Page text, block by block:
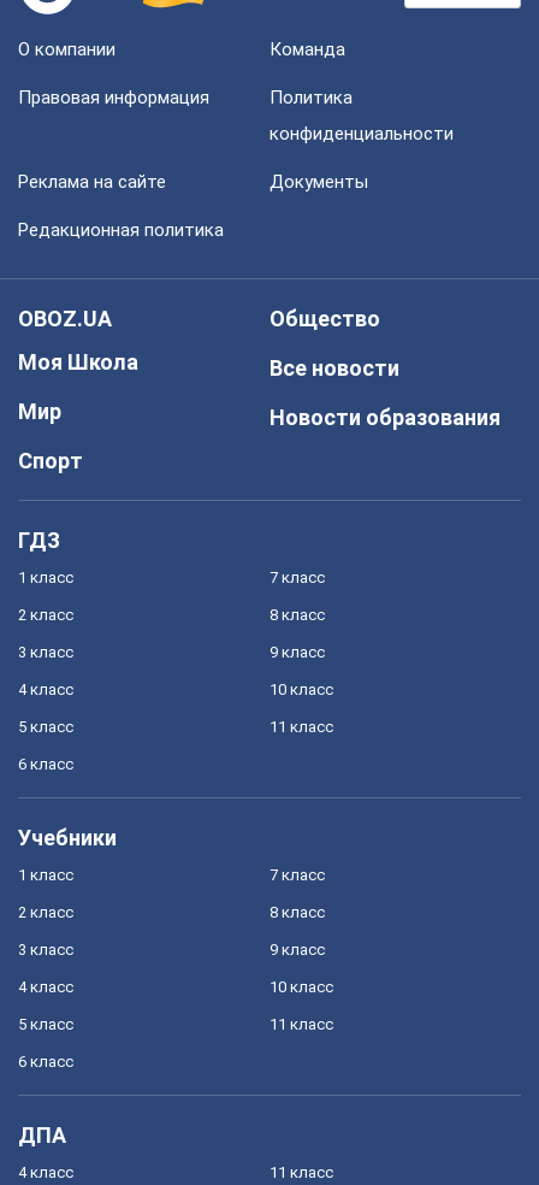
О компании Команда
Правовая информация
Политика
конфиденциальности
Реклама на сайте Документы
Редакционная политика
OBOZ.UA
Моя Школа
Мир
Спорт
Общество
Все новости
Новости образования
ГДЗ
1 класс
2 класс
3 класс
4 класс
5 класс
6 класс
7 класс
8 класс
9 класс
10 класс
11 класс
Учебники
1 класс
2 класс
3 класс
4 класс
5 класс
6 класс
7 класс
8 класс
9 класс
10 класс
11 класс
ДПА
4 класс 11 класс